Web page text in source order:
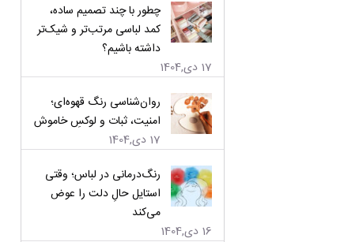
چطور با چند تصمیم ساده،
کمد لباسی مرتب‌تر و شیک‌تر
داشته باشیم؟
17 دی,1404
روان‌شناسی رنگ قهوه‌ای؛
امنیت، ثبات و لوکسِ خاموش
17 دی,1404
رنگ‌درمانی در لباس؛ وقتی
استایل حالِ دلت را عوض
می‌کند
16 دی,1404